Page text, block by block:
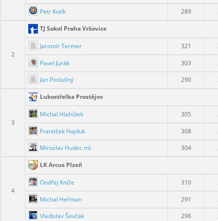
Petr Kotík
289
2
TJ Sokol Praha Vršovice
Jaromír Termer 321
Pavel Jurák 303
Jan Poslušný
290
3
Lukostřelba Prostějov
Michal Hlahůlek 305
František Hajduk 308
Miroslav Hudec ml.
304
4
LK Arcus Plzeň
Ondřej Kníže 310
Michal Heřman 291
Vladislav Ševčák
296